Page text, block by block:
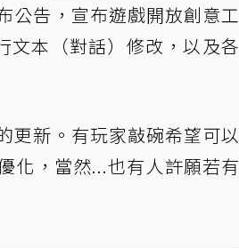
公告，宣布遊戲開放創意工
文本（對話）修改，以及各
更新。有玩家敲碗希望可以
化，當然...也有人許願若有